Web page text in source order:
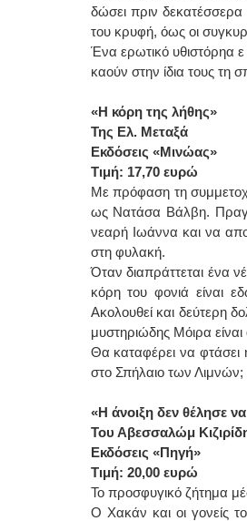
δώσει πριν δεκατέσσερα
του κρυφή, όως οι
Ένα ερωτικό υθιστόρηα
καούν στην ίδια τους τη
«Η κόρη της λήθης»
Της Ελ. Μεταξά
Εκδόσεις «Μινώας»
Τιμή: 17,70 ευρώ
Με πρόφαση τη
ως Νατάσα Βάλβη.
νεαρή Ιωάννα και να
στη φυλακή.
Όταν διαπράττεται ένα
κόρη του φονιά είναι
Ακολουθεί και δεύτερη
μυστηριώδης Μόιρα
Θα καταφέρει να φτάσει
στο Σπήλαιο των Λιμνών;
«Η άνοιξη δεν θέλησε να
Του Αβεσσαλώμ
Εκδόσεις «Πηγή»
Τιμή: 20,00 ευρώ
Το προσφυγικό ζήτημα
Ο Χακάν και οι γονείς